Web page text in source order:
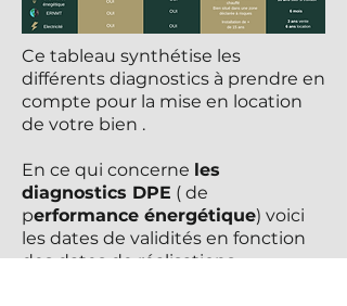
Ce tableau synthétise les
différents diagnostics à prendre en
compte pour la mise en location
de votre bien .
En ce qui concerne les
diagnostics DPE ( de
performance énergétique) voici
les dates de validités en fonction
des dates de réalisations.